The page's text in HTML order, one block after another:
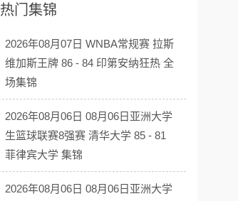
热门集锦
2026年08月07日 WNBA常规赛 拉斯
维加斯王牌 86 - 84 印第安纳狂热 全
场集锦
2026年08月06日 08月06日亚洲大学
生篮球联赛8强赛 清华大学 85 - 81
菲律宾大学 集锦
2026年08月06日 08月06日亚洲大学